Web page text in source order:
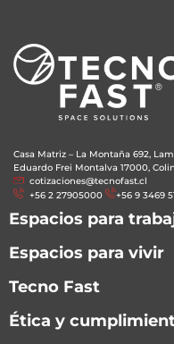
Casa Matriz – La Montaña 692,
Eduardo Frei Montalva 17000,
cotizaciones@tecnofast.cl
+56 2 27905000
+56 9 3469
Espacios para
Espacios para vivir
Tecno Fast
Ética y